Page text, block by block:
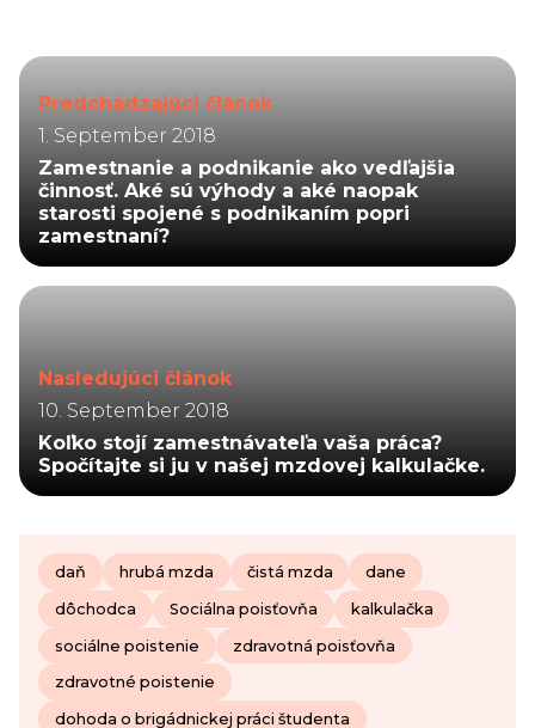
Predchádzajúci článok
1. September 2018
Zamestnanie a podnikanie ako vedľajšia
činnosť. Aké sú výhody a aké naopak
starosti spojené s podnikaním popri
zamestnaní?
Nasledujúci článok
10. September 2018
Koľko stojí zamestnávateľa vaša práca?
Spočítajte si ju v našej mzdovej kalkulačke.
daň hrubá mzda čistá mzda dane
dôchodca Sociálna poisťovňa kalkulačka
sociálne poistenie zdravotná poisťovňa
zdravotné poistenie
dohoda o brigádnickej práci študenta